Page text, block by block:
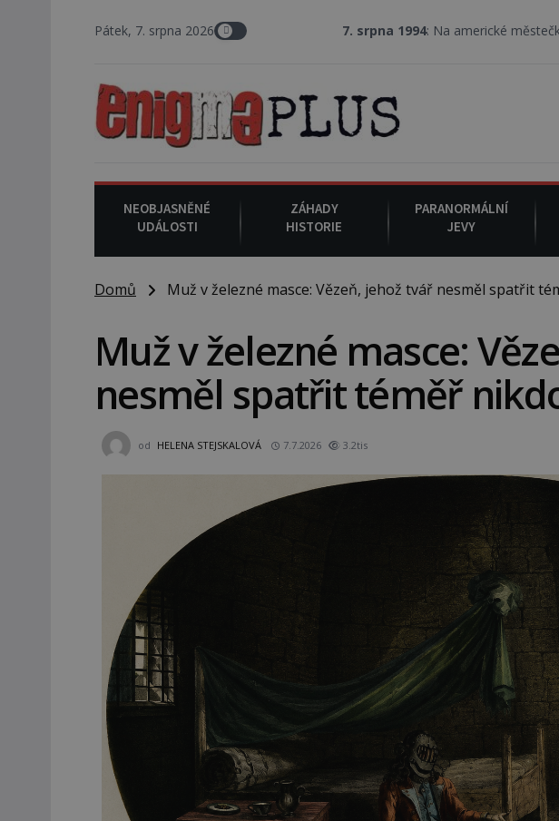
Pátek, 7. srpna 2026 7. srpna 1994 : Na americké městečko Oakville
NEOBJASNĚNÉ
UDÁLOSTI
ZÁHADY
HISTORIE
PARANORMÁLNÍ
JEVY
Domů Muž v železné masce: Vězeň, jehož tvář nesměl spatřit
Muž v železné masce:
nesměl spatřit téměř
od HELENA STEJSKALOVÁ 7.7.2026 3.2tis